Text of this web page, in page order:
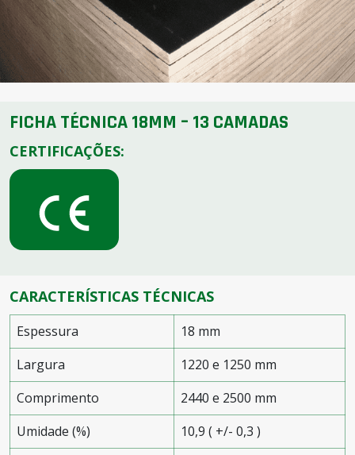
FICHA TÉCNICA 18MM – 13 CAMADAS
CERTIFICAÇÕES:
CARACTERÍSTICAS TÉCNICAS
Espessura
18 mm
Largura
1220 e 1250 mm
Comprimento
2440 e 2500 mm
Umidade (%)
10,9 ( +/- 0,3 )